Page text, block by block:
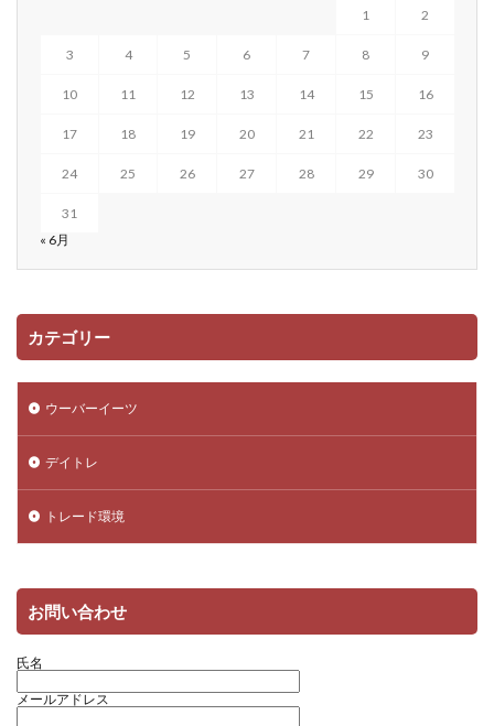
1 2
3 4 5 6 7 8 9
10 11 12 13 14 15 16
17 18 19 20 21 22 23
24 25 26 27 28 29 30
31
« 6月
カテゴリー
ウーバーイーツ
デイトレ
トレード環境
お問い合わせ
氏名
メールアドレス